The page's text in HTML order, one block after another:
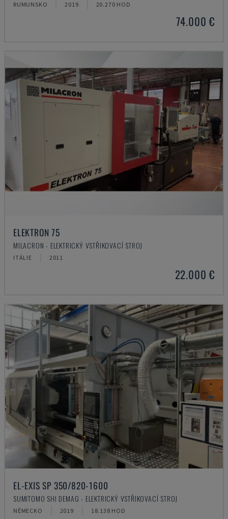
RUMUNSKO 2019 20.270 HOD
74.000 €
ELEKTRON 75
MILACRON - ELEKTRICKÝ VSTŘIKOVACÍ STROJ
ITÁLIE 2011
22.000 €
EL-EXIS SP 350/820-1600
SUMITOMO SHI DEMAG - ELEKTRICKÝ VSTŘIKOVACÍ STROJ
NĚMECKO 2019 18.138 HOD